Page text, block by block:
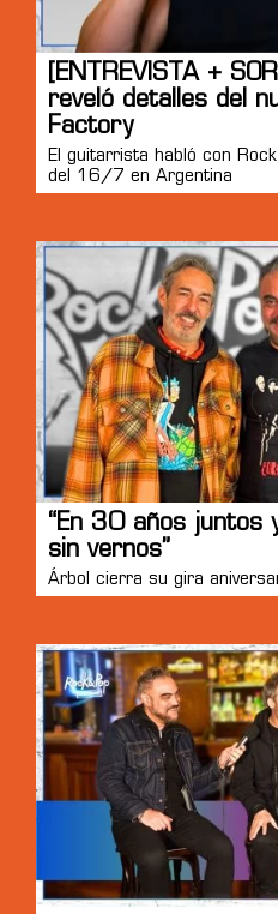
[ENTREVISTA +
reveló detalles del
Factory
El guitarrista habló con
del 16/7 en Argentina
“En 30 años juntos
sin vernos”
Árbol cierra su gira